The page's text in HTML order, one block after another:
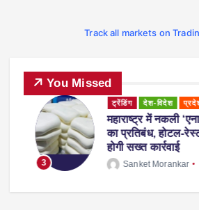
Track all markets on
You Missed
3
ट्रेंडिंग देश-विदेश प्रदेश
महाराष्ट्र में नकली
का प्रतिबंध, होटल-
होगी सख्त कार्रवाई
Sanket Morankar